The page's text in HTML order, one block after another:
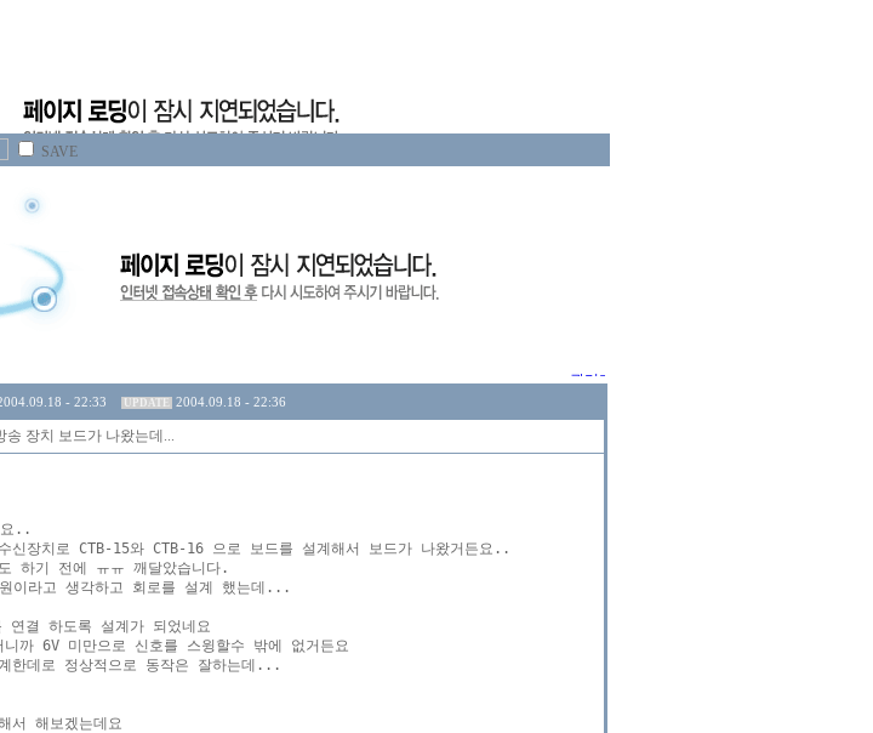
SAVE
- 22:33 UPDATE 2004.09.18 - 22:36
송 장치 보드가 나왔는데...
..
신장치로 CTB-15와 CTB-16 으로 보드를 설계해서 보드가 나왔거든요..
하기 전에 ㅠㅠ 깨달았습니다.
이라고 생각하고 회로를 설계 했는데...
결 하도록 설계가 되었네요
까 6V 미만으로 신호를 스윙할수 밖에 없거든요
한데로 정상적으로 동작은 잘하는데...
서 해보겠는데요